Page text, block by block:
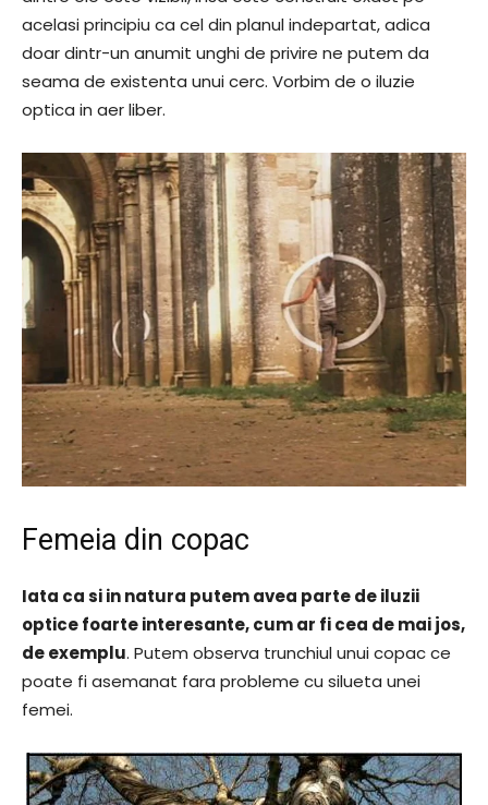
acelasi principiu ca cel din planul indepartat, adica
doar dintr-un anumit unghi de privire ne putem da
seama de existenta unui cerc. Vorbim de o iluzie
optica in aer liber.
Femeia din copac
Iata ca si in natura putem avea parte de iluzii
optice foarte interesante, cum ar fi cea de mai jos,
de exemplu. Putem observa trunchiul unui copac ce
poate fi asemanat fara probleme cu silueta unei
femei.